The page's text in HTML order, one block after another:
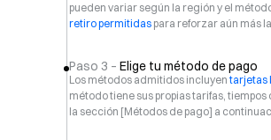
pueden variar según la región y el
retiro permitidas para reforzar aún más
Paso 3 – Elige tu método de pago
Los métodos admitidos incluyen tarjetas
método tiene sus propias tarifas,
la sección [Métodos de pago] a